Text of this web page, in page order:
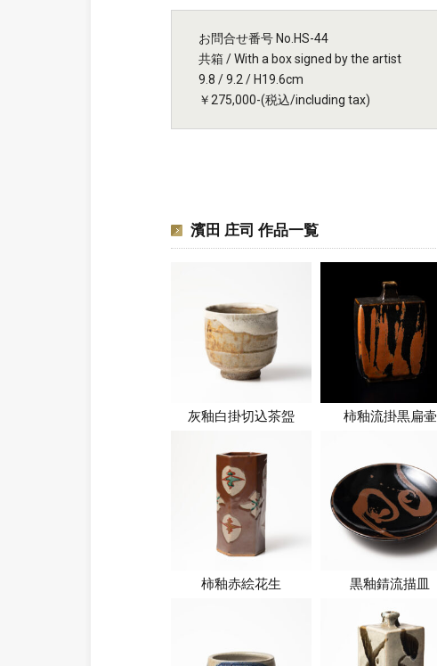
お問合せ番号 No.HS-44
共箱 / With a box signed by the artist
9.8 / 9.2 / H19.6cm
￥275,000-(税込/including tax)
濱田 庄司 作品一覧
灰釉白掛切込茶盌 柿釉流掛黒扁壷
柿釉赤絵花生 黒釉錆流描皿